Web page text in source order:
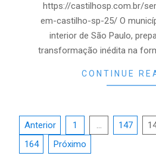
https://castilhosp.com.br/
em-castilho-sp-25/ O
interior de São Paulo,
transformação inédita na
CONTINUE
Paginação
de
Anterior 1 … 147
164
Próximo